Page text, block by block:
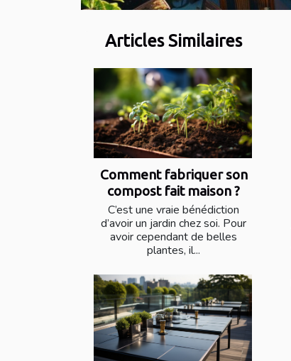
Articles Similaires
Comment fabriquer son
compost fait maison ?
C’est une vraie bénédiction
d’avoir un jardin chez soi. Pour
avoir cependant de belles
plantes, il...